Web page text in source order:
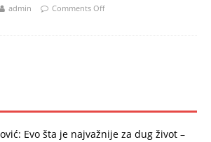
admin Comments Off
Evo šta je najvažnije za dug život –